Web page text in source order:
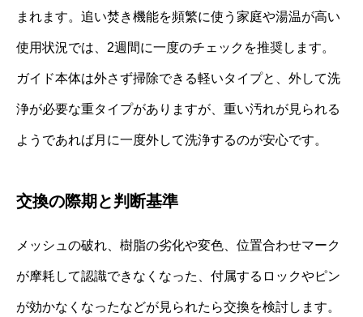
まれます。追い焚き機能を頻繁に使う家庭や湯温が高い
使用状況では、2週間に一度のチェックを推奨します。
ガイド本体は外さず掃除できる軽いタイプと、外して洗
浄が必要な重タイプがありますが、重い汚れが見られる
ようであれば月に一度外して洗浄するのが安心です。
交換の際期と判断基準
メッシュの破れ、樹脂の劣化や変色、位置合わせマーク
が摩耗して認識できなくなった、付属するロックやピン
が効かなくなったなどが見られたら交換を検討します。